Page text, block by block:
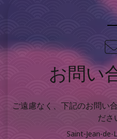
お問い
ご遠慮なく、下記のお問い
ださ
Saint-Jean-de-